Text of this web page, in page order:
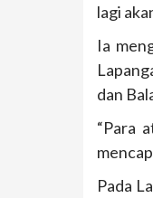
lagi
Ia
dan
“Para
Pada